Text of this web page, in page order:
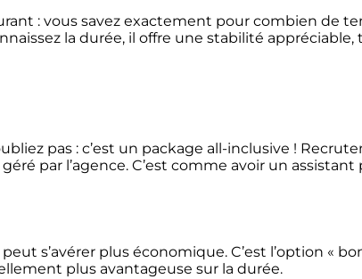
: vous savez exactement pour combien de
la durée, il offre une stabilité
pas : c’est un package all-inclusive !
par l’agence. C’est comme avoir un assistant
s’avérer plus économique. C’est l’option «
plus avantageuse sur la durée.